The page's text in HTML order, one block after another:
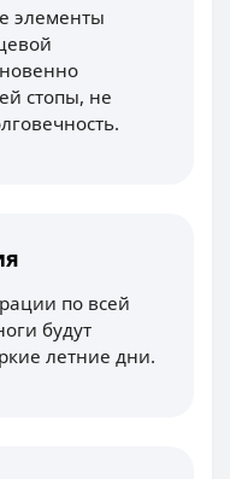
элементы
стопы, не
по всей
будут
летние дни.